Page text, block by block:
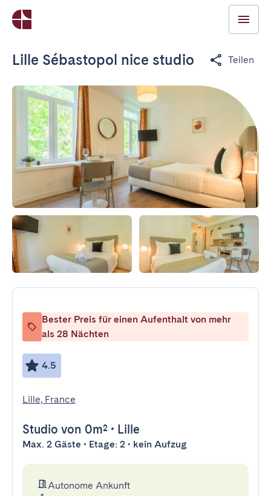
Lille Sébastopol nice studio Teilen
Bester Preis für einen Aufenthalt von mehr
als 28 Nächten
4.5
Lille, France
Studio von 0m² • Lille
Max. 2 Gäste • Etage: 2 • kein Aufzug
Autonome Ankunft